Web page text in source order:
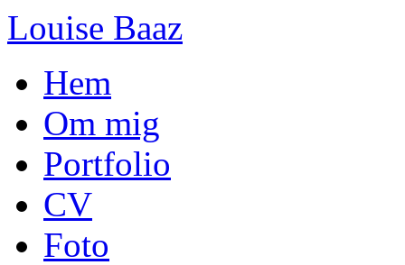
Louise Baaz
Hem
Om mig
Portfolio
CV
Foto